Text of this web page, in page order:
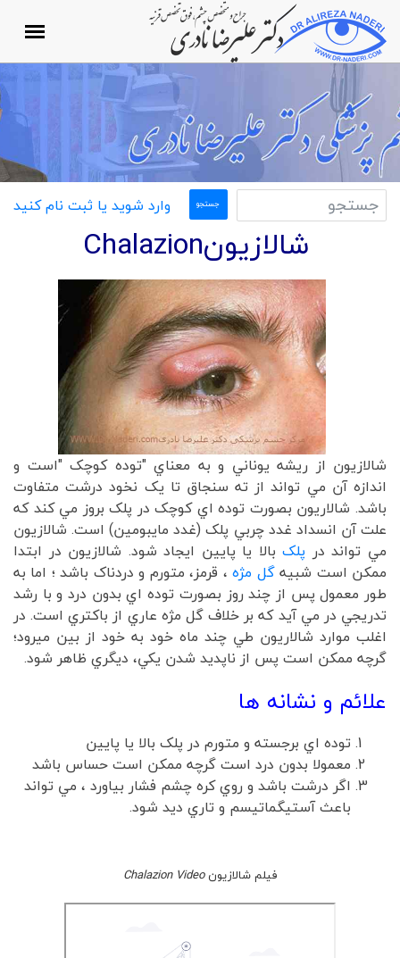
وارد شوید یا ثبت نام کنید
شالازیونChalazion
شالازیون از ريشه يوناني و به معناي "توده کوچک "است و
اندازه آن مي تواند از ته سنجاق تا يک نخود درشت متفاوت
باشد. شالاريون بصورت توده اي کوچک در پلک بروز مي کند که
علت آن انسداد غدد چربي پلک (غدد مايبومين) است. شالازيون
مي تواند در پلکبالا يا پايين ايجاد شود. شالازيون در ابتدا
ممکن است شبيهگل مژه، قرمز، متورم و دردناک باشد ؛ اما به
طور معمول پس از چند روز بصورت توده اي بدون درد و با رشد
تدريجي در مي آيد که بر خلاف گل مژه عاري از باکتري است. در
اغلب موارد شالاريون طي چند ماه خود به خود از بين ميرود؛
گرچه ممکن است پس از ناپديد شدن يکي، ديگري ظاهر شود.
علائم و نشانه ها
توده اي برجسته و متورم در پلک بالا يا پايين
معمولا بدون درد است گرچه ممکن است حساس باشد
اگر درشت باشد و روي کره چشم فشار بياورد ، مي تواند
باعث آستيگماتيسم و تاري ديد شود.
فیلم شالازیونChalazion Video